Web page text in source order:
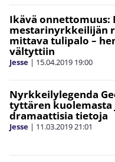
Ikävä onnettomuus:
mestarinyrkkeilijän
mittava tulipalo –
vältyttiin
Jesse | 15.04.2019 19:00
Nyrkkeilylegenda
tyttären kuolemasta
dramaattisia tietoja
Jesse | 11.03.201921:01